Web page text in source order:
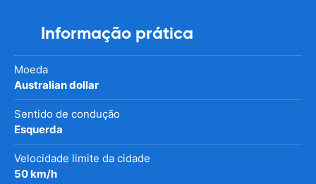
Informação prática
Moeda
Australian dollar
Sentido de condução
Esquerda
Velocidade limite da cidade
50 km/h